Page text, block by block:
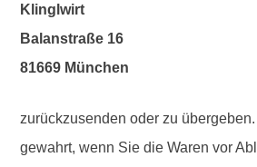
Klinglwirt
Balanstraße 16
81669 München
zurückzusenden oder zu
gewahrt, wenn Sie die Waren vor